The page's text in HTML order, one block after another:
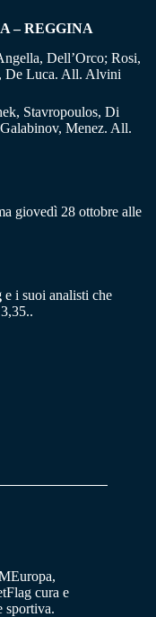
– REGGINA
Dell’Orco; Rosi,
De Luca. All. Alvini
Stavropoulos, Di
Menez. All.
giovedì 28 ottobre alle
e i suoi analisti che
cura e
sportiva.